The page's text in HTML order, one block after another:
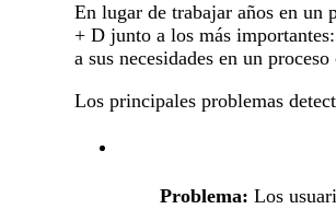
En lugar de trabajar años en un
+ D junto a los más
a sus necesidades en un
Los principales problemas
Problema: Los